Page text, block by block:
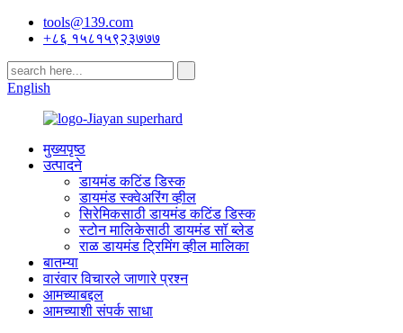
tools@139.com
+८६ १५८१५९२३७७७
English
मुख्यपृष्ठ
उत्पादने
डायमंड कटिंड डिस्क
डायमंड स्क्वेअरिंग व्हील
सिरेमिकसाठी डायमंड कटिंड डिस्क
स्टोन मालिकेसाठी डायमंड सॉ ब्लेड
राळ डायमंड ट्रिमिंग व्हील मालिका
बातम्या
वारंवार विचारले जाणारे प्रश्न
आमच्याबद्दल
आमच्याशी संपर्क साधा